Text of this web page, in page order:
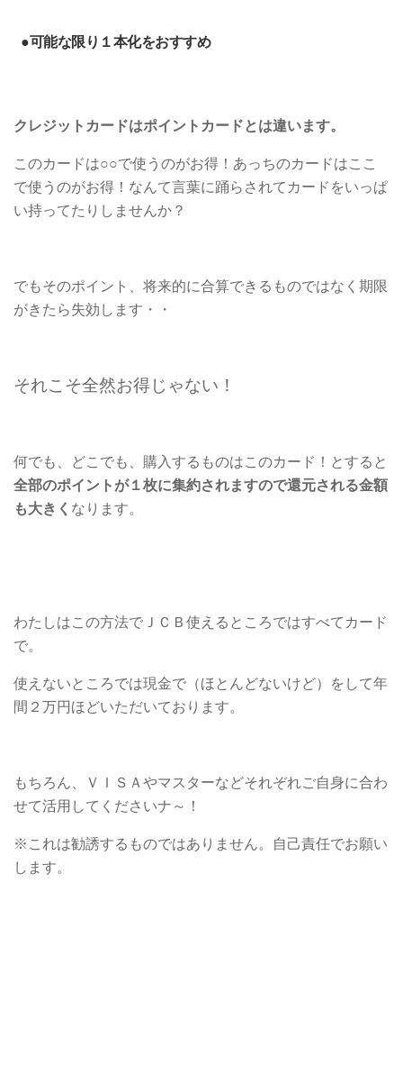
●可能な限り１本化をおすすめ
クレジットカードはポイントカードとは違います。
このカードは○○で使うのがお得！あっちのカードはここ
で使うのがお得！なんて言葉に踊らされてカードをいっぱ
い持ってたりしませんか？
でもそのポイント、将来的に合算できるものではなく期限
がきたら失効します・・
それこそ全然お得じゃない！
何でも、どこでも、購入するものはこのカード！とすると
全部のポイントが１枚に集約されますので還元される金額
も大きく なります。
わたしはこの方法でＪＣＢ使えるところではすべてカード
で。
使えないところでは現金で（ほとんどないけど）をして年
間２万円ほどいただいております。
もちろん、ＶＩＳＡやマスターなどそれぞれご自身に合わ
せて活用してくださいナ～！
※これは勧誘するものではありません。自己責任でお願い
します。